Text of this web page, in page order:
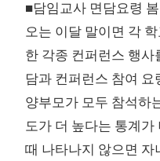
■담임교사 면담요령
오는 이달 말이면 각
한 각종 컨퍼런스 행사
담과 컨퍼런스 참여
양부모가 모두 참석하
도가 더 높다는 통계가
때 나타나지 않으면 자